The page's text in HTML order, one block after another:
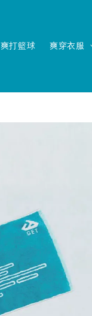
爽打籃球 爽穿衣服